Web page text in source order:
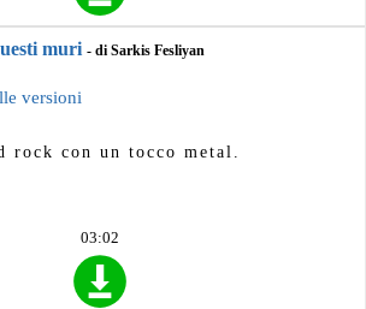
muri - di Sarkis Fesliyan
versioni
rock con un tocco metal.
03:02